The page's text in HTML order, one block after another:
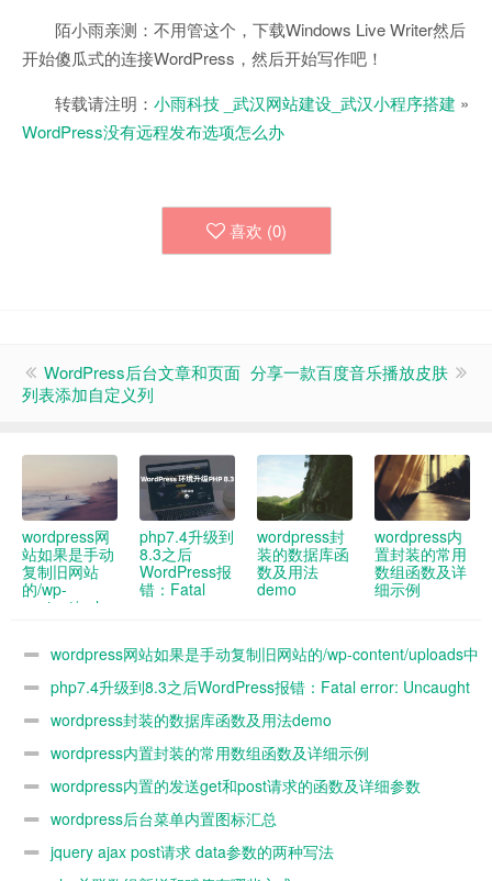
陌小雨亲测：不用管这个，下载Windows Live Writer然后
开始傻瓜式的连接WordPress，然后开始写作吧！
转载请注明： 小雨科技 _武汉网站建设_武汉小程序搭建 »
WordPress没有远程发布选项怎么办
喜欢 (0)
WordPress后台文章和页面
列表添加自定义列
分享一款百度音乐播放皮肤
wordpress网
站如果是手动
复制旧网站
的/wp-
content/uploads
媒体库没办法
看到 怎么解
决
php7.4升级到
8.3之后
WordPress报
错：Fatal
ArgumentCountError:
Too few
arguments to
function
WP_Widget::__construct()
解决办法
wordpress封
装的数据库函
数及用法
demo
wordpress内
置封装的常用
数组函数及详
细示例
wordpress网站如果是手动复制旧网站的/wp-content/uploads中
的图片到新网站 新网站媒体库没办法看到 怎么解决
php7.4升级到8.3之后WordPress报错：Fatal error: Uncaught
ArgumentCountError: Too few arguments to function
WP_Widget::__construct()解决办法
wordpress封装的数据库函数及用法demo
wordpress内置封装的常用数组函数及详细示例
wordpress内置的发送get和post请求的函数及详细参数
demowordpress后台菜单内置图标汇总
jquery ajax post请求 data参数的两种写法